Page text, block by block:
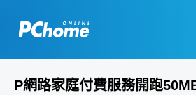
P網路家庭付費服務開跑